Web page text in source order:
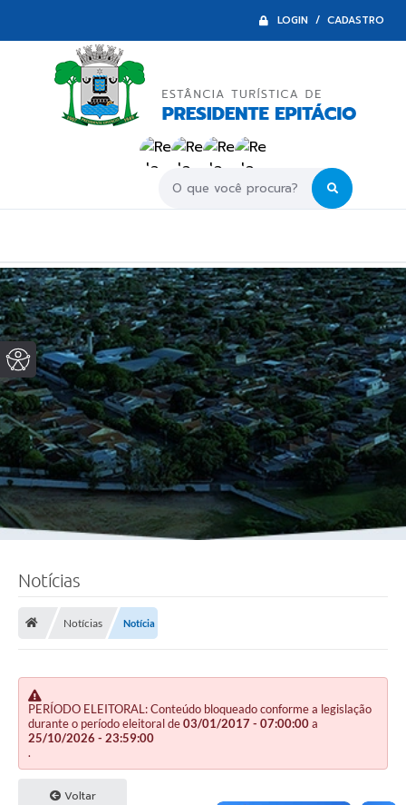
LOGIN / CADASTRO
Notícias
Notícias Notícia
PERÍODO ELEITORAL: Conteúdo bloqueado conforme a legislação
durante o período eleitoral de03/01/2017 - 07:00:00a
25/10/2026 - 23:59:00
.
Voltar